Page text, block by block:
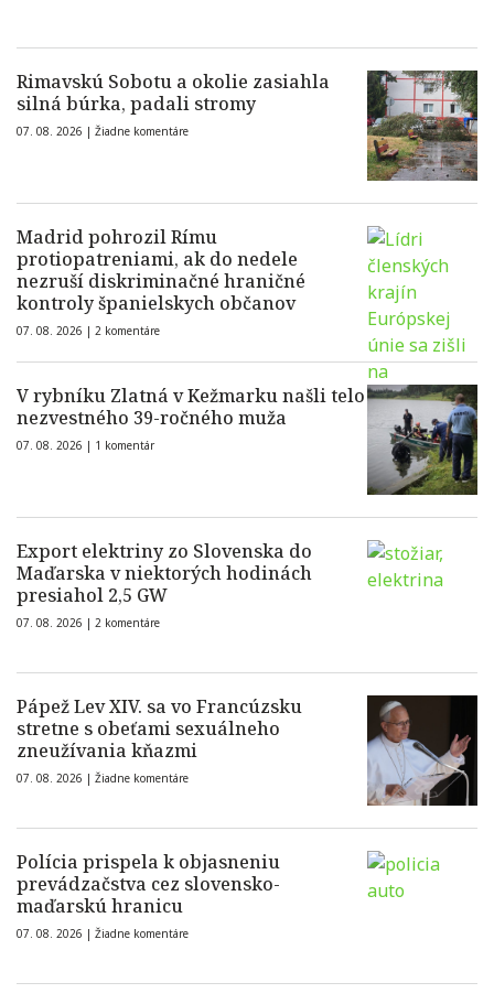
Rimavskú Sobotu a okolie zasiahla
silná búrka, padali stromy
07. 08. 2026 | Žiadne komentáre
Madrid pohrozil Rímu
protiopatreniami, ak do nedele
nezruší diskriminačné hraničné
kontroly španielskych občanov
07. 08. 2026 | 2 komentáre
V rybníku Zlatná v Kežmarku našli telo
nezvestného 39-ročného muža
07. 08. 2026 | 1 komentár
Export elektriny zo Slovenska do
Maďarska v niektorých hodinách
presiahol 2,5 GW
07. 08. 2026 | 2 komentáre
Pápež Lev XIV. sa vo Francúzsku
stretne s obeťami sexuálneho
zneužívania kňazmi
07. 08. 2026 | Žiadne komentáre
Polícia prispela k objasneniu
prevádzačstva cez slovensko-
maďarskú hranicu
07. 08. 2026 | Žiadne komentáre